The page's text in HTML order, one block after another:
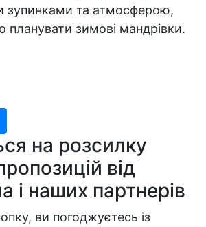
зупинками та атмосферою,
планувати зимові мандрівки.
на розсилку
від
і наших партнерів
ви погоджуєтесь із